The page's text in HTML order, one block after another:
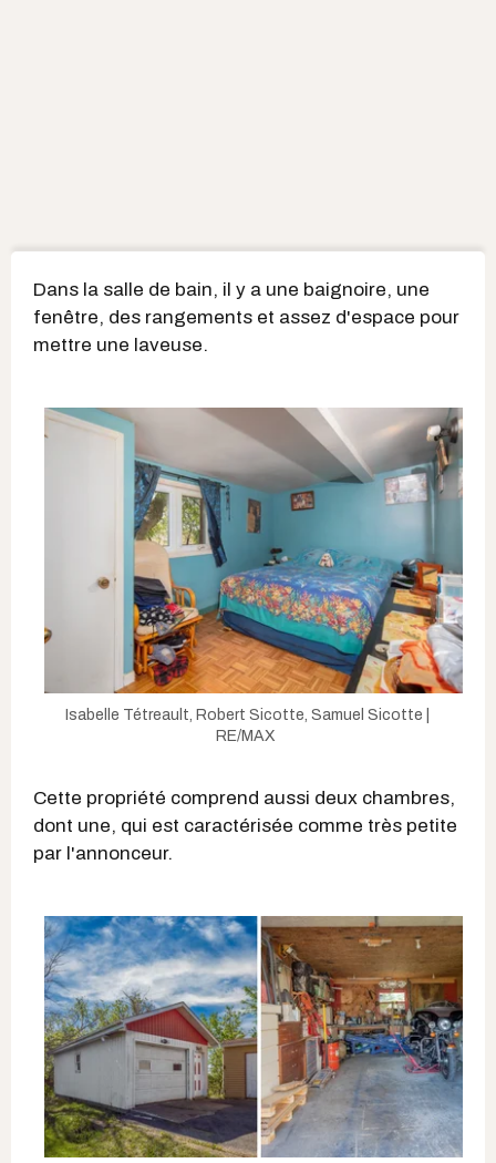
Dans la salle de bain, il y a une baignoire, une
fenêtre, des rangements et assez d'espace pour
mettre une laveuse.
Isabelle Tétreault, Robert Sicotte, Samuel Sicotte |
RE/MAX
Cette propriété comprend aussi deux chambres,
dont une, qui est caractérisée comme très petite
par l'annonceur.